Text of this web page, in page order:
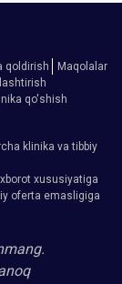
qoldirish
Maqolalar
qo'shish
klinika va tibbiy
xususiyatiga
oferta emasligiga